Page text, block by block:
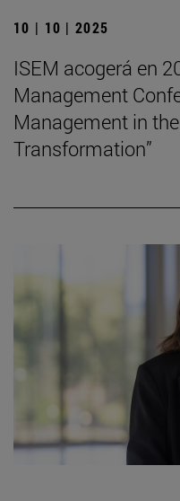
10 | 10 | 2025
ISEM acogerá en
Management
Management in
Transformation”